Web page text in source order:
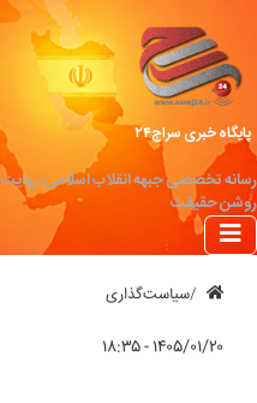
پایگاه خبری سراج۲۴
رسانه تخصصی جبهه انقلاب اسلامی؛ روایت
روشن حقیقت
سیاست‌گذاری
۱۴۰۵/۰۱/۲۰ - ۱۸:۳۵